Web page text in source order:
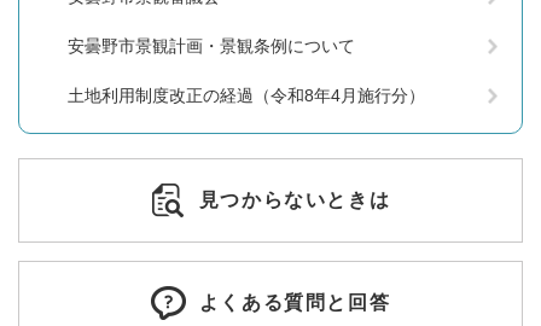
安曇野市景観計画・景観条例について
土地利用制度改正の経過（令和8年4月施行分）
見つからないときは
よくある質問と回答